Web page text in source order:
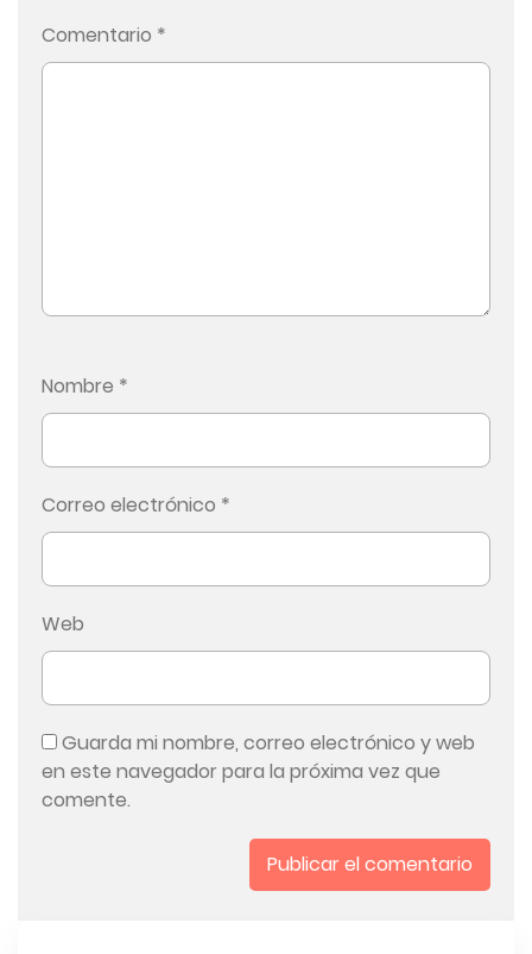
Comentario *
Nombre *
Correo electrónico *
Web
Guarda mi nombre, correo electrónico y web
en este navegador para la próxima vez que
comente.